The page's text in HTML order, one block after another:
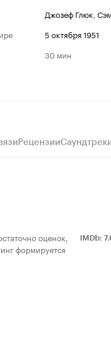
Джозеф Глюк,
5 октября 1951
30 мин
Рецензии
оценок,
формируется
IMDb: